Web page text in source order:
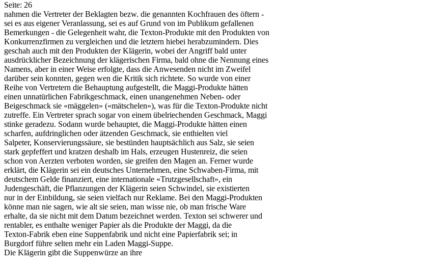
Seite: 26
nahmen die Vertreter der Beklagten bezw. die genannten Kochfrauen des öftern -
sei es aus eigener Veranlassung, sei es auf Grund von im Publikum gefallenen
Bemerkungen - die Gelegenheit wahr, die Texton-Produkte mit den Produkten von
Konkurrenzfirmen zu vergleichen und die letztern hiebei herabzumindern. Dies
geschah auch mit den Produkten der Klägerin, wobei der Angriff bald unter
ausdrücklicher Bezeichnung der klägerischen Firma, bald ohne die Nennung eines
Namens, aber in einer Weise erfolgte, dass die Anwesenden nicht im Zweifel
darüber sein konnten, gegen wen die Kritik sich richtete. So wurde von einer
Reihe von Vertretern die Behauptung aufgestellt, die Maggi-Produkte hätten
einen unnatürlichen Fabrikgeschmack, einen unangenehmen Neben- oder
Beigeschmack sie «mäggelen» («mätschelen»), was für die Texton-Produkte nicht
zutreffe. Ein Vertreter sprach sogar von einem übelriechenden Geschmack, Maggi
stinke geradezu. Sodann wurde behauptet, die Maggi-Produkte hätten einen
scharfen, aufdringlichen oder ätzenden Geschmack, sie enthielten viel
Salpeter, Konservierungssäure, sie bestünden hauptsächlich aus Salz, sie seien
stark gepfeffert und kratzen deshalb im Hals, erzeugen Hustenreiz, die seien
schon von Aerzten verboten worden, sie greifen den Magen an. Ferner wurde
erklärt, die Klägerin sei ein deutsches Unternehmen, eine Schwaben-Firma, mit
deutschem Gelde finanziert, eine internationale «Trutzgesellschaft», ein
Judengeschäft, die Pflanzungen der Klägerin seien Schwindel, sie existierten
nur in der Einbildung, sie seien vielfach nur Reklame. Bei den Maggi-Produkten
könne man nie sagen, wie alt sie seien, man wisse nie, ob man frische Ware
erhalte, da sie nicht mit dem Datum bezeichnet werden. Texton sei schwerer und
rentabler, es enthalte weniger Papier als die Produkte der Maggi, da die
Texton-Fabrik eben eine Suppenfabrik und nicht eine Papierfabrik sei; in
Burgdorf führe selten mehr ein Laden Maggi-Suppe.
Die Klägerin gibt die Suppenwürze an ihre